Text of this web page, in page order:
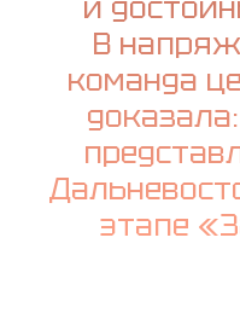
В
команда
этапе